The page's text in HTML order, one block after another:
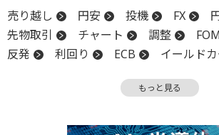
売り越し 円安 投機 FX
先物取引
チャート 調整
反発
利回り ECB イールド
もっと見る